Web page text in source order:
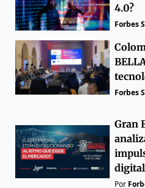
4.0?
Forbes
Forbes
Gran
digital
Por